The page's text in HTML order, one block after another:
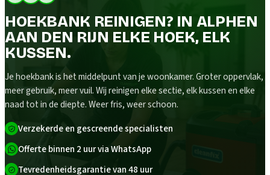
HOEKBANK REINIGEN? IN ALPHEN
AAN DEN RIJN ELKE HOEK, ELK
KUSSEN.
Je hoekbank is het middelpunt van je woonkamer. Groter oppervlak,
meer gebruik, meer vuil. Wij reinigen elke sectie, elk kussen en elke
naad tot in de diepte. Weer fris, weer schoon.
Verzekerde en gescreende specialisten
Offerte binnen 2 uur via WhatsApp
Tevredenheidsgarantie van 48 uur